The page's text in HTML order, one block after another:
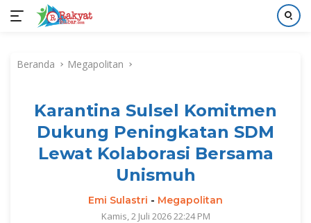
kontenBeranda Megapolitan
Karantina Sulsel Komitmen
Dukung Peningkatan SDM
Lewat Kolaborasi Bersama
Unismuh
Emi Sulastri - Megapolitan
Kamis, 2 Juli 2026 22:24 PM